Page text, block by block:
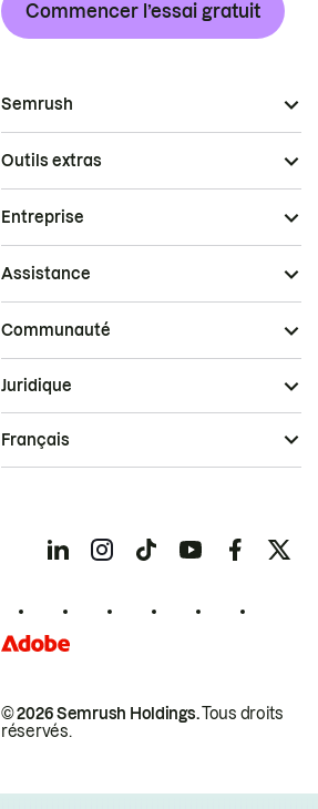
Commencer l’essai gratuit
Semrush
Outils extras
Entreprise
Assistance
Communauté
© 2026 Semrush Holdings.Tous droits
réservés.
Juridique
Français